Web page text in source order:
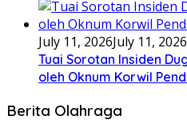
July 11, 2026July 11, 2026
Tuai Sorotan Insiden
oleh Oknum Korwil
Berita Olahraga